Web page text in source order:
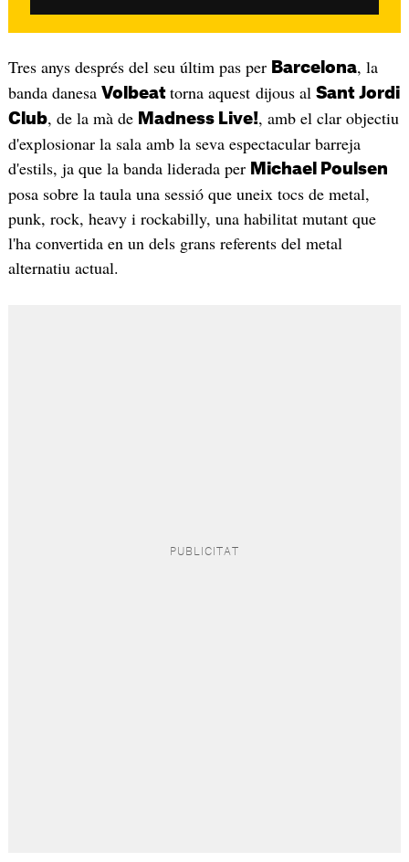
Tres anys després del seu últim pas per Barcelona, la
banda danesa Volbeat torna aquest dijous al Sant Jordi
Club, de la mà de Madness Live!, amb el clar objectiu
d'explosionar la sala amb la seva espectacular barreja
d'estils, ja que la banda liderada per Michael Poulsen
posa sobre la taula una sessió que uneix tocs de metal,
punk, rock, heavy i rockabilly, una habilitat mutant que
l'ha convertida en un dels grans referents del metal
alternatiu actual.